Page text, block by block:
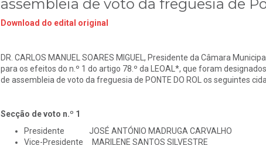
assembleia de voto da freguesia de
Download do edital original
DR. CARLOS MANUEL SOARES MIGUEL, Presidente da Câmara
para os efeitos do n.º 1 do artigo 78.º da LEOAL*, que foram
de assembleia de voto da freguesia de PONTE DO ROL os seguintes
Secção de voto n.º 1
Presidente JOSÉ ANTÓNIO MADRUGA CARVALHO
Vice-Presidente MARILENE SANTOS SILVESTRE